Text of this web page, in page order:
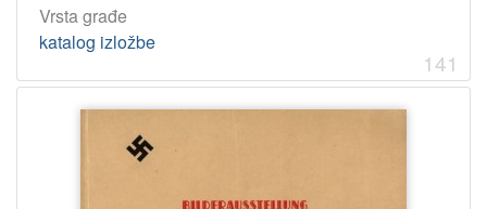
Vrsta građe
katalog izložbe
141